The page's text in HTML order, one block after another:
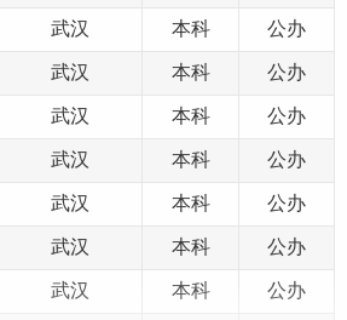
武汉 本科 公办
武汉 本科 公办
武汉 本科 公办
武汉 本科 公办
武汉 本科 公办
武汉 本科 公办
武汉 本科 公办